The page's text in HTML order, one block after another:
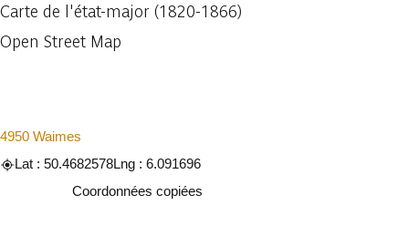
Carte de l'état-major (1820-1866)
Open Street Map
4950 Waimes
Lat : 50.4682578Lng : 6.091696
Coordonnées copiées